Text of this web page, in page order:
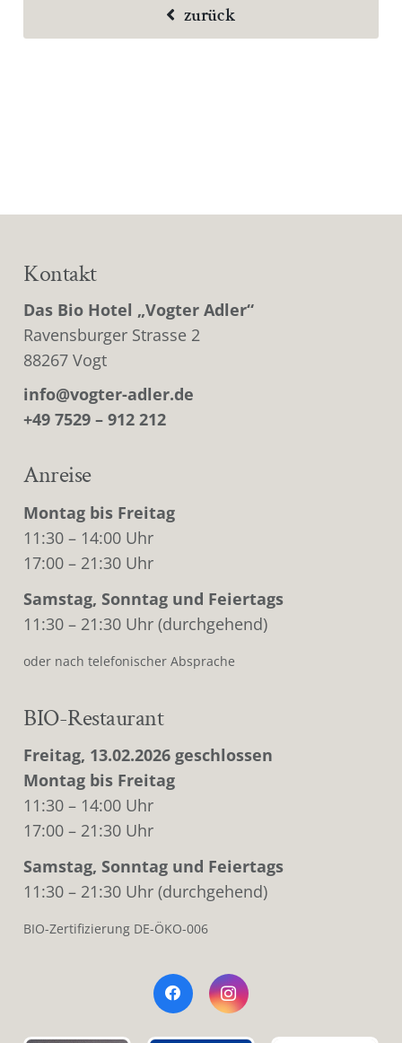
zurück
Kontakt
Das Bio Hotel „Vogter Adler“
Ravensburger Strasse 2
88267 Vogt
info@vogter-adler.de
+49 7529 – 912 212
Anreise
Montag bis Freitag
11:30 – 14:00 Uhr
17:00 – 21:30 Uhr
Samstag, Sonntag und Feiertags
11:30 – 21:30 Uhr (durchgehend)
oder nach telefonischer Absprache
BIO-Restaurant
Freitag, 13.02.2026 geschlossen
Montag bis Freitag
11:30 – 14:00 Uhr
17:00 – 21:30 Uhr
Samstag, Sonntag und Feiertags
11:30 – 21:30 Uhr (durchgehend)
BIO-Zertifizierung DE-ÖKO-006